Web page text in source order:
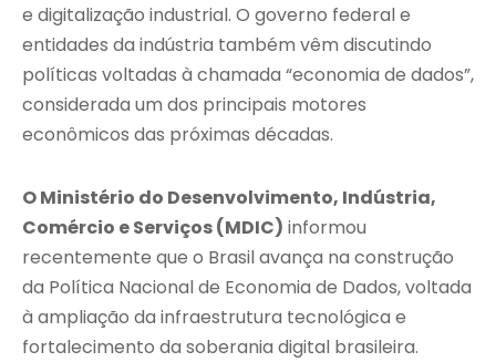
e digitalização industrial. O governo federal e
entidades da indústria também vêm discutindo
políticas voltadas à chamada “economia de dados”,
considerada um dos principais motores
econômicos das próximas décadas.
O Ministério do Desenvolvimento, Indústria,
Comércio e Serviços (MDIC) informou
recentemente que o Brasil avança na construção
da Política Nacional de Economia de Dados, voltada
à ampliação da infraestrutura tecnológica e
fortalecimento da soberania digital brasileira.